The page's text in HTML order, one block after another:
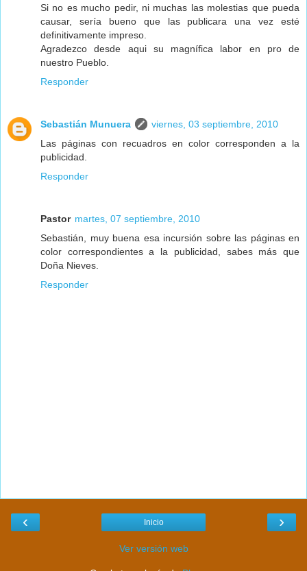
Si no es mucho pedir, ni muchas las molestias que pueda
causar, sería bueno que las publicara una vez esté
definitivamente impreso.
Agradezco desde aqui su magnífica labor en pro de
nuestro Pueblo.
Responder
Sebastián Munuera
viernes, 03 septiembre, 2010
Las páginas con recuadros en color corresponden a la
publicidad.
Responder
Pastor martes, 07 septiembre, 2010
Sebastián, muy buena esa incursión sobre las páginas en
color correspondientes a la publicidad, sabes más que
Doña Nieves.
Responder
‹ ›
Inicio
Ver versión web